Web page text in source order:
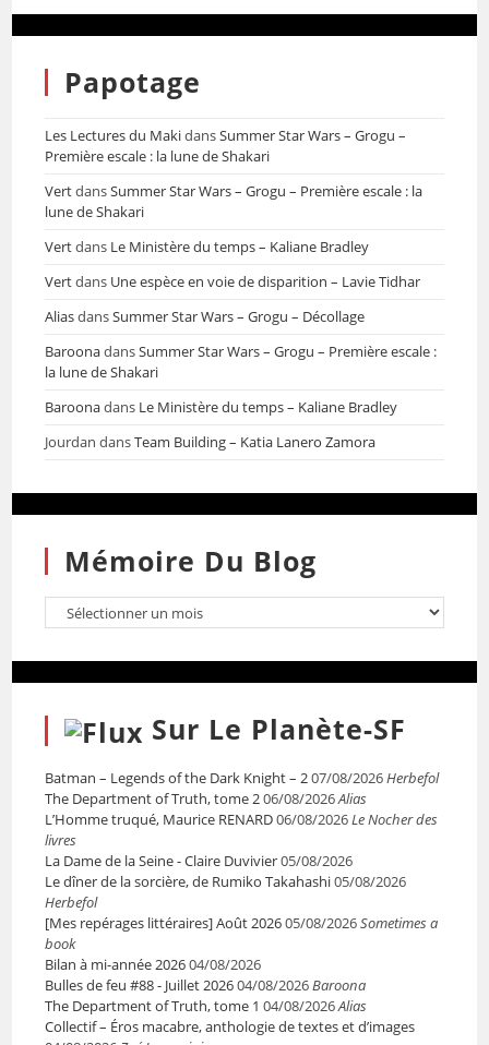
Papotage
Les Lectures du MakidansSummer Star Wars – Grogu –
Première escale : la lune de Shakari
VertdansSummer Star Wars – Grogu – Première escale : la
lune de Shakari
Vertdans Le Ministère du temps – Kaliane Bradley
Vertdans Une espèce en voie de disparition – Lavie Tidhar
AliasdansSummer Star Wars – Grogu – Décollage
BaroonadansSummer Star Wars – Grogu – Première escale :
la lune de Shakari
Baroonadans Le Ministère du temps – Kaliane Bradley
Jourdan dansTeam Building – Katia Lanero Zamora
Mémoire Du Blog
Sur Le Planète-SF
Batman – Legends of the Dark Knight – 207/08/2026Herbefol
The Department of Truth, tome 206/08/2026Alias
L’Homme truqué, Maurice RENARD06/08/2026Le Nocher des
livres
La Dame de la Seine - Claire Duvivier05/08/2026
Le dîner de la sorcière, de Rumiko Takahashi05/08/2026
Herbefol
[Mes repérages littéraires] Août 202605/08/2026Sometimes a
book
Bilan à mi-année 202604/08/2026
Bulles de feu #88 - Juillet 202604/08/2026Baroona
The Department of Truth, tome 1 04/08/2026Alias
Collectif – Éros macabre, anthologie de textes et d’images